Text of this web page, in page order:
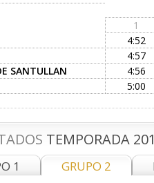
1
4:52
4:57
SANTULLAN 4:56
5:00
TEMPORADA
1 GRUPO 2